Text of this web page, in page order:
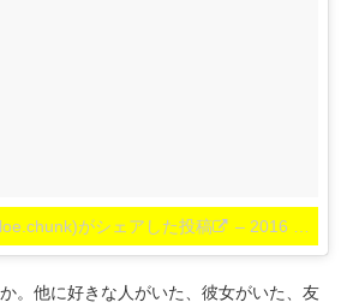
がシェアした投稿 – 2016 8月 23 9:59午後 PDT
。他に好きな人がいた、彼女がいた、友